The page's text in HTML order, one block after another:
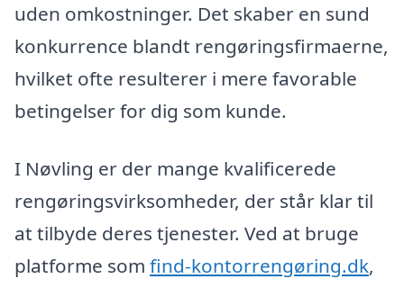
uden omkostninger. Det skaber en sund
konkurrence blandt rengøringsfirmaerne,
hvilket ofte resulterer i mere favorable
betingelser for dig som kunde.
I Nøvling er der mange kvalificerede
rengøringsvirksomheder, der står klar til
at tilbyde deres tjenester. Ved at bruge
platforme som find-kontorrengøring.dk,